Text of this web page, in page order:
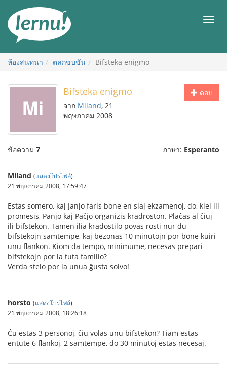
สารบัญ
เมนู
ห้องสนทนา ตลกขบขัน Bifsteka enigmo
ตอบ
Bifsteka enigmo
จาก Miland, 21
พฤษภาคม 2008
ข้อความ 7 ภาษา: Esperanto
Miland (แสดงโปรไฟล์)
21 พฤษภาคม 2008, 17:59:47
Estas somero, kaj Janjo faris bone en siaj ekzamenoj, do, kiel ili
promesis, Panjo kaj Paĉjo organizis kradroston. Plaĉas al ĉiuj
ili bifstekon. Tamen ilia kradostilo povas rosti nur du
bifstekojn samtempe, kaj bezonas 10 minutojn por bone kuiri
unu flankon. Kiom da tempo, minimume, necesas prepari
bifstekojn por la tuta familio?
Verda stelo por la unua ĝusta solvo!
horsto (แสดงโปรไฟล์)
21 พฤษภาคม 2008, 18:26:18
Ĉu estas 3 personoj, ĉiu volas unu bifstekon? Tiam estas
entute 6 flankoj, 2 samtempe, do 30 minutoj estas necesaj.